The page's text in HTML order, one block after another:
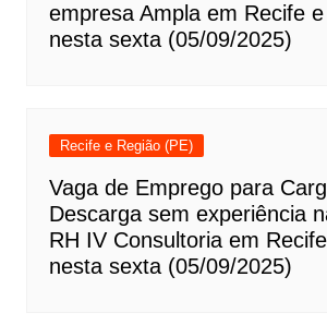
empresa Ampla em Recife
nesta sexta (05/09/2025)
Recife e Região (PE)
Vaga de Emprego para
Descarga sem experiência
RH IV Consultoria em
nesta sexta (05/09/2025)